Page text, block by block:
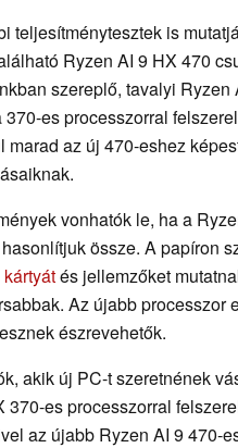
teljesítménytesztek is
Ryzen AI 9 HX 470
szereplő, tavalyi
370-es processzorral
marad az új 470-eshez
vonhatók le, ha a
össze. A papíron
és jellemzőket
Az újabb
észrevehetők.
akik új PC-t szeretnének
370-es processzorral
az újabb Ryzen AI 9 470-